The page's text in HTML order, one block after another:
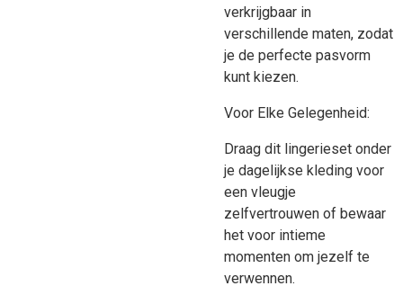
verkrijgbaar in
verschillende maten, zodat
je de perfecte pasvorm
kunt kiezen.
Voor Elke Gelegenheid:
Draag dit lingerieset onder
je dagelijkse kleding voor
een vleugje
zelfvertrouwen of bewaar
het voor intieme
momenten om jezelf te
verwennen.